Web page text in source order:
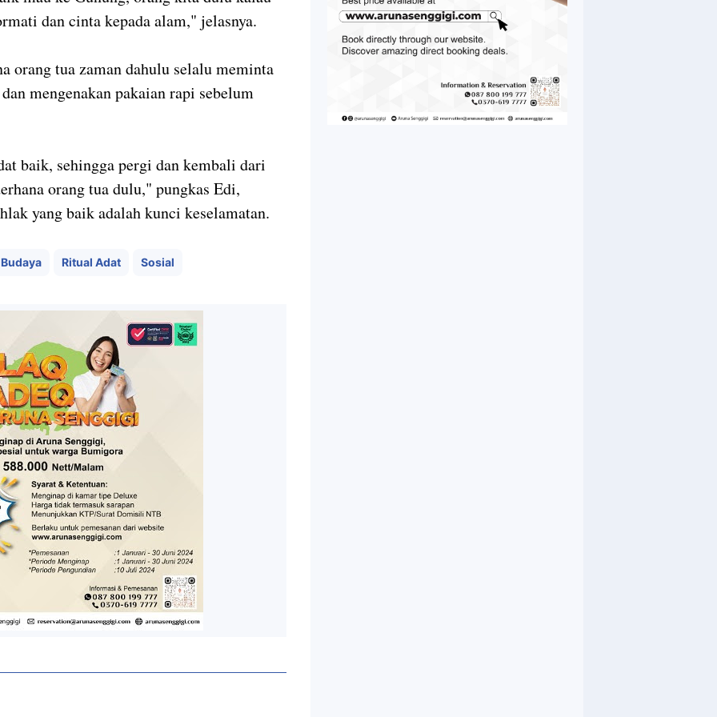
dan cinta kepada alam," jelasnya.
orang tua zaman dahulu selalu meminta
mengenakan pakaian rapi sebelum
baik, sehingga pergi dan kembali dari
orang tua dulu," pungkas Edi,
yang baik adalah kunci keselamatan.
Ritual Adat Sosial